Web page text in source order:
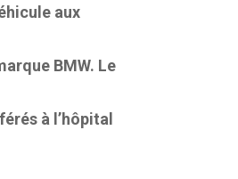
aux
BMW. Le
à l’hôpital